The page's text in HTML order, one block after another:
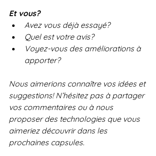
Et vous?
Avez vous déjà essayé?
Quel est votre avis?
Voyez-vous des améliorations à
apporter?
Nous aimerions connaître vos idées et
suggestions! N’hésitez pas à partager
vos commentaires ou à nous
proposer des technologies que vous
aimeriez découvrir dans les
prochaines capsules.